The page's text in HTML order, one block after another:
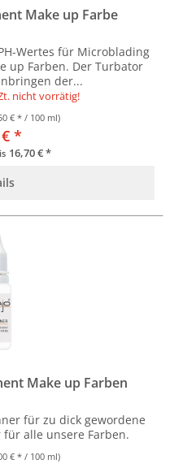
Make up Farbe
Wertes für Microblading
up Farben. Der Turbator
der...
nicht vorrätig!
€ * / 100 ml)
*
16,70 € *
Make up Farben
für zu dick gewordene
alle unsere Farben.
€ * / 100 ml)